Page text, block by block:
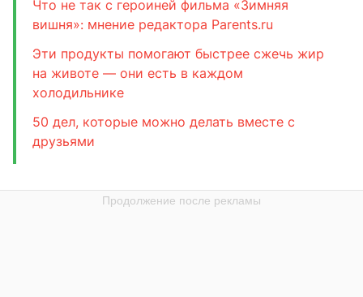
Что не так с героиней фильма «Зимняя
вишня»: мнение редактора Parents.ru
Эти продукты помогают быстрее сжечь жир
на животе — они есть в каждом
холодильнике
50 дел, которые можно делать вместе с
друзьями